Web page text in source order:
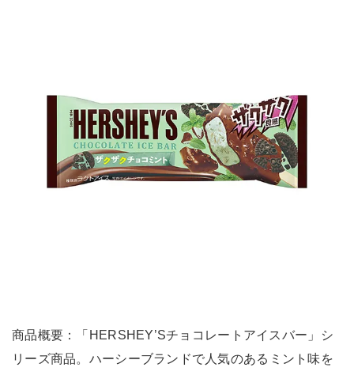
商品概要：「HERSHEY’Sチョコレートアイスバー」シ
リーズ商品。ハーシーブランドで人気のあるミント味を